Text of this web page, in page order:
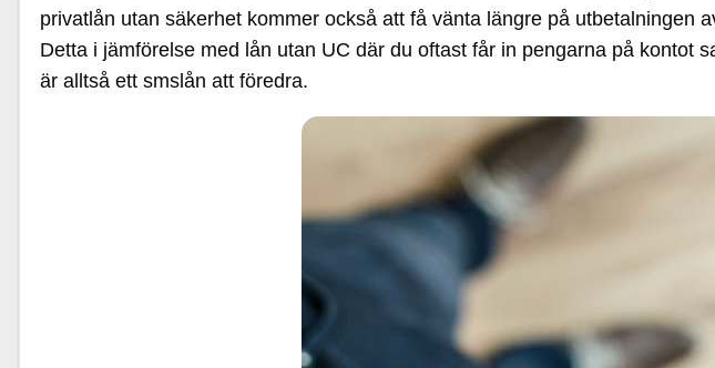
privatlån utan säkerhet kommer också att få vänta längre på utbetalningen
Detta i jämförelse med lån utan UC där du oftast får in pengarna på kontot
är alltså ett smslån att föredra.